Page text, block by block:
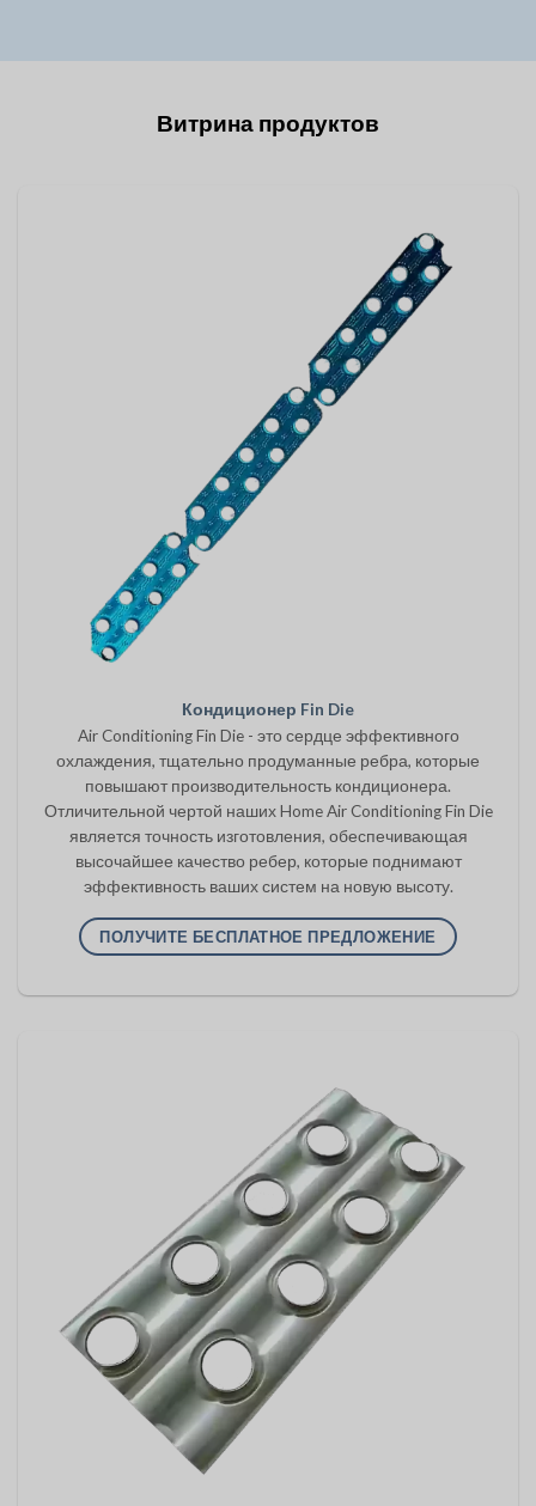
Витрина продуктов
Кондиционер Fin Die
Air Conditioning Fin Die - это сердце эффективного
охлаждения, тщательно продуманные ребра, которые
повышают производительность кондиционера.
Отличительной чертой наших Home Air Conditioning Fin Die
является точность изготовления, обеспечивающая
высочайшее качество ребер, которые поднимают
эффективность ваших систем на новую высоту.
ПОЛУЧИТЕ БЕСПЛАТНОЕ ПРЕДЛОЖЕНИЕ